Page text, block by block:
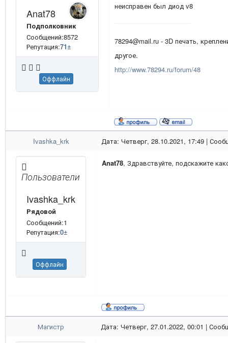
Anat78
Подполковник
Сообщений:8572
Репутация:71±
Оффлайн
неисправен был диод v8
78294@mail.ru - 3D печать,
другое.
http://www.78294.ru/forum/48
Ivashka_krk Дата: Четверг, 28.10.2021, 17:49 |
Пользователи
Ivashka_krk
Рядовой
Сообщений:1
Репутация:0±
Оффлайн
Anat78, Здравствуйте, подскажите
Магистр Дата: Четверг, 27.01.2022, 00:01 |